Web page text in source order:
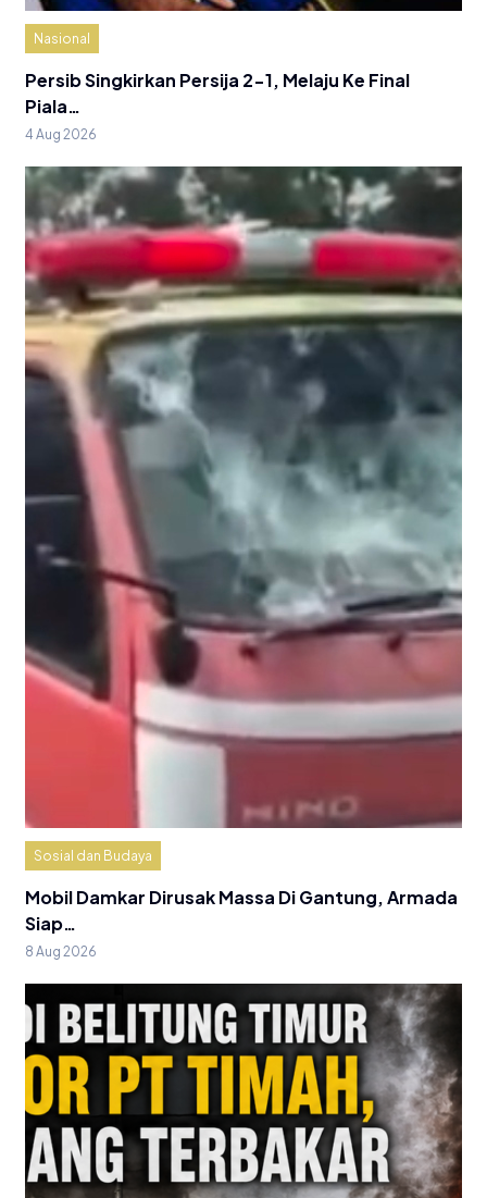
Nasional
Persib Singkirkan Persija 2-1, Melaju Ke Final
Piala…
4 Aug 2026
Sosial dan Budaya
Mobil Damkar Dirusak Massa Di Gantung, Armada
Siap…
8 Aug 2026